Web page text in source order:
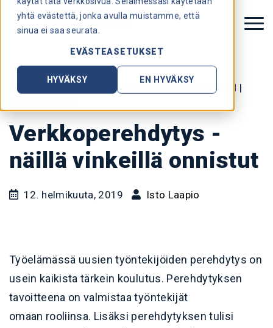
yhtä evästettä, jonka avulla muistamme, että
sinua ei saa seurata.
EVÄSTEASETUKSET
HYVÄKSY EN HYVÄKSY
SISÄLLÖNTUOTANTO VERKKO-OPPIMINEN |
Verkkoperehdytys -
näillä vinkeillä onnistut
12. helmikuuta, 2019 Isto Laapio
Työelämässä uusien työntekijöiden perehdytys on
usein kaikista tärkein koulutus. Perehdytyksen
tavoitteena on valmistaa työntekijät
omaan rooliinsa. Lisäksi perehdytyksen tulisi